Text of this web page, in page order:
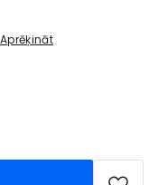
Aprēķināt